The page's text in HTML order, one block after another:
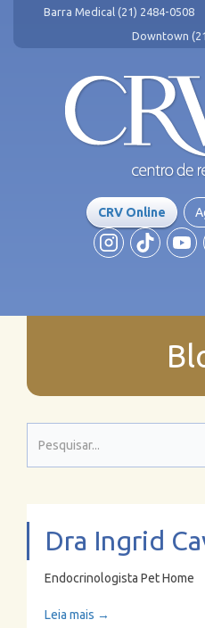
Barra Medical (21) 2484-0508
Downtown
CRV Online
Dra Ingrid
Endocrinologista Pet Home
Leia mais →